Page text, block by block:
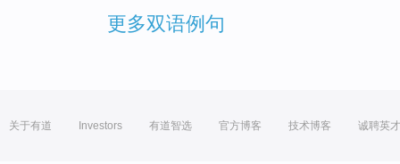
更多双语例句
关于有道 Investors 有道智选 官方博客 技术博客 诚聘英才